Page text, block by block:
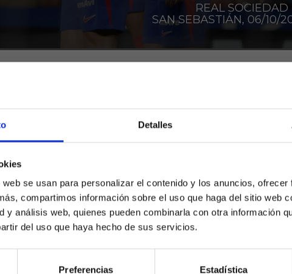
Detalles
se usan para personalizar el contenido y los anuncios,
compartimos información sobre el uso que haga del sitio web
y análisis web, quienes pueden combinarla con otra información
del uso que haya hecho de sus servicios.
Preferencias Estadística
SÍ, SOY MAYOR DE 18 AÑOS
NO SOY MAYOR DE 18 AÑOS
REAL
SAN SEBASTIÁN, 06/10/
pasado agosto al Atlético de Madrid, pero no
Real Sociedad cuando pudo estrenarse como
primer partido como titular, las sensaciones son
el rendimiento del francés, cedido por el
tocado y con falta de ritmo, y es que
6 años. Recordemos que desde su salida del
infructuosas con Tottenham y Aston Villa. Ahora